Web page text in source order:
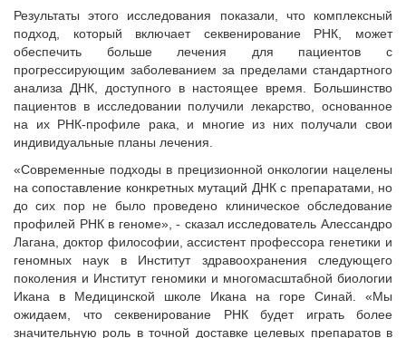
Результаты этого исследования показали, что комплексный
подход, который включает секвенирование РНК, может
обеспечить больше лечения для пациентов с
прогрессирующим заболеванием за пределами стандартного
анализа ДНК, доступного в настоящее время. Большинство
пациентов в исследовании получили лекарство, основанное
на их РНК-профиле рака, и многие из них получали свои
индивидуальные планы лечения.
«Современные подходы в прецизионной онкологии нацелены
на сопоставление конкретных мутаций ДНК с препаратами, но
до сих пор не было проведено клиническое обследование
профилей РНК в геноме», - сказал исследователь Алессандро
Лагана, доктор философии, ассистент профессора генетики и
геномных наук в Институт здравоохранения следующего
поколения и Институт геномики и многомасштабной биологии
Икана в Медицинской школе Икана на горе Синай. «Мы
ожидаем, что секвенирование РНК будет играть более
значительную роль в точной доставке целевых препаратов в